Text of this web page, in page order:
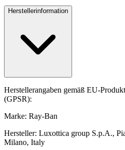
Herstellerinformation
Herstellerangaben gemäß EU-
(GPSR):
Marke: Ray-Ban
Hersteller: Luxottica group S.p.A.,
Milano, Italy